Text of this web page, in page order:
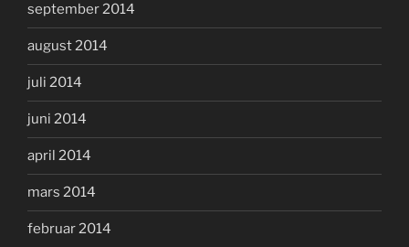
september 2014
august 2014
juli 2014
juni 2014
april 2014
mars 2014
februar 2014